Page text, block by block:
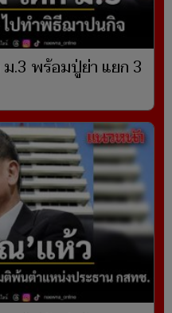
ม.3 พร้อมปู่ย่า แยก 3